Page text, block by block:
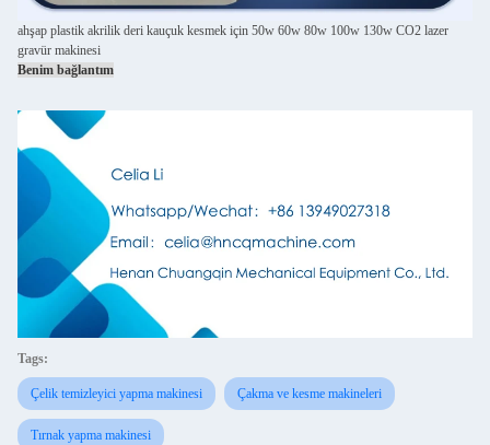
ahşap plastik akrilik deri kauçuk kesmek için 50w 60w 80w 100w 130w CO2 lazer
gravür makinesi
Benim bağlantım
Tags:
Çelik temizleyici yapma makinesi Çakma ve kesme makineleri
Tırnak yapma makinesi